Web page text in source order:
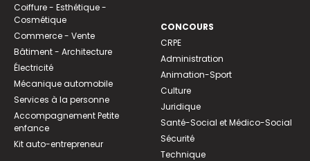
Coiffure - Esthétique -
Cosmétique
Commerce - Vente
Bâtiment - Architecture
Électricité
Mécanique automobile
Services à la personne
Accompagnement Petite
enfance
Kit auto-entrepreneur
CONCOURS
CRPE
Administration
Animation-Sport
Culture
Juridique
Santé-Social et Médico-Social
Sécurité
Technique